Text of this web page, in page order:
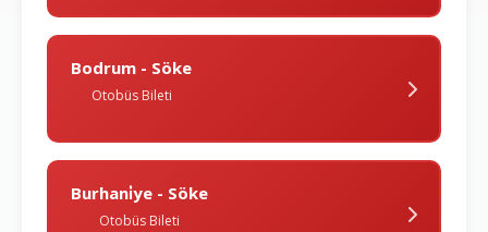
Bodrum - Söke
Otobüs Bileti
Burhani̇ye - Söke
Otobüs Bileti